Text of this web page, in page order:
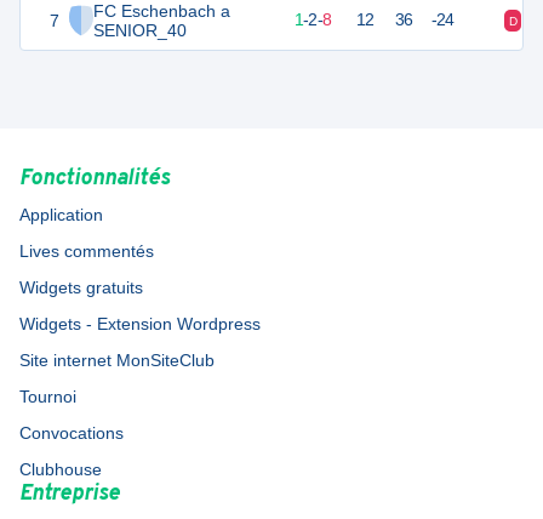
7
FC Eschenbach a
SENIOR_40
5 1-2-8 12 36 -24 D
Fonctionnalités
Application
Lives commentés
Widgets gratuits
Widgets - Extension Wordpress
Site internet MonSiteClub
Tournoi
Convocations
Clubhouse
Entreprise